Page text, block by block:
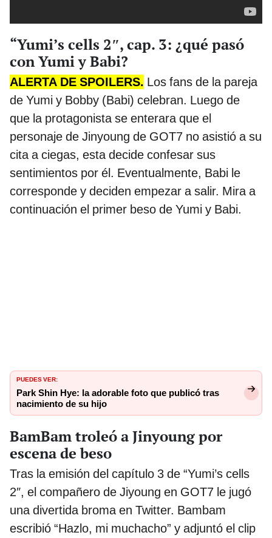
“Yumi’s cells 2″, cap. 3: ¿qué pasó
con Yumi y Babi?
ALERTA DE SPOILERS. Los fans de la pareja
de Yumi y Bobby (Babi) celebran. Luego de
que la protagonista se enterara que el
personaje de Jinyoung de GOT7 no asistió a su
cita a ciegas, esta decide confesar sus
sentimientos por él. Eventualmente, Babi le
corresponde y deciden empezar a salir. Mira a
continuación el primer beso de Yumi y Babi.
PUEDES VER:
Park Shin Hye: la adorable foto que publicó tras
nacimiento de su hijo
BamBam troleó a Jinyoung por
escena de beso
Tras la emisión del capítulo 3 de “Yumi’s cells
2″, el compañero de Jiyoung en GOT7 le jugó
una divertida broma en Twitter. Bambam
escribió “Hazlo, mi muchacho” y adjuntó el clip